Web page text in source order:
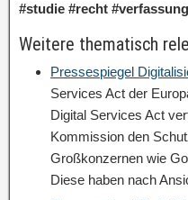
#studie #recht
Weitere thematisch
Pressespiegel
Services Act der
Digital Services Act
Kommission den
Großkonzernen wie
Diese haben nach